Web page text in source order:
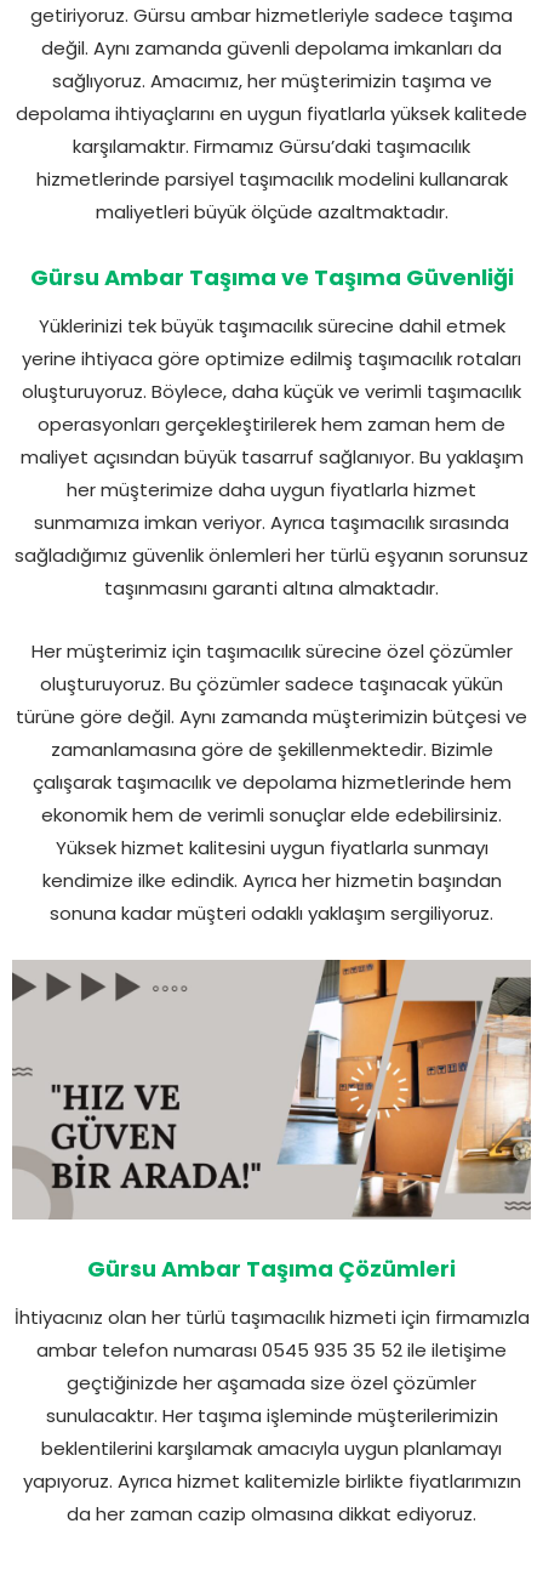
getiriyoruz. Gürsu ambar hizmetleriyle sadece taşıma
değil. Aynı zamanda güvenli depolama imkanları da
sağlıyoruz. Amacımız, her müşterimizin taşıma ve
depolama ihtiyaçlarını en uygun fiyatlarla yüksek kalitede
karşılamaktır. Firmamız Gürsu’daki taşımacılık
hizmetlerinde parsiyel taşımacılık modelini kullanarak
maliyetleri büyük ölçüde azaltmaktadır.
Gürsu Ambar Taşıma ve Taşıma Güvenliği
Yüklerinizi tek büyük taşımacılık sürecine dahil etmek
yerine ihtiyaca göre optimize edilmiş taşımacılık rotaları
oluşturuyoruz. Böylece, daha küçük ve verimli taşımacılık
operasyonları gerçekleştirilerek hem zaman hem de
maliyet açısından büyük tasarruf sağlanıyor. Bu yaklaşım
her müşterimize daha uygun fiyatlarla hizmet
sunmamıza imkan veriyor. Ayrıca taşımacılık sırasında
sağladığımız güvenlik önlemleri her türlü eşyanın sorunsuz
taşınmasını garanti altına almaktadır.
Her müşterimiz için taşımacılık sürecine özel çözümler
oluşturuyoruz. Bu çözümler sadece taşınacak yükün
türüne göre değil. Aynı zamanda müşterimizin bütçesi ve
zamanlamasına göre de şekillenmektedir. Bizimle
çalışarak taşımacılık ve depolama hizmetlerinde hem
ekonomik hem de verimli sonuçlar elde edebilirsiniz.
Yüksek hizmet kalitesini uygun fiyatlarla sunmayı
kendimize ilke edindik. Ayrıca her hizmetin başından
sonuna kadar müşteri odaklı yaklaşım sergiliyoruz.
Gürsu Ambar Taşıma Çözümleri
İhtiyacınız olan her türlü taşımacılık hizmeti için firmamızla
ambar telefon numarası 0545 935 35 52 ile iletişime
geçtiğinizde her aşamada size özel çözümler
sunulacaktır. Her taşıma işleminde müşterilerimizin
beklentilerini karşılamak amacıyla uygun planlamayı
yapıyoruz. Ayrıca hizmet kalitemizle birlikte fiyatlarımızın
da her zaman cazip olmasına dikkat ediyoruz.